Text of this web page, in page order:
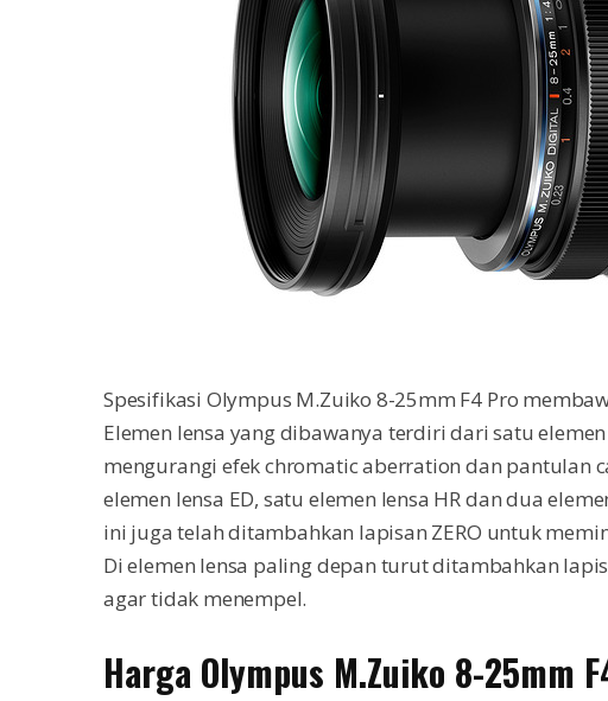
Spesifikasi Olympus M.Zuiko 8-25mm F4 Pro
Elemen lensa yang dibawanya terdiri dari satu
mengurangi efek chromatic aberration dan pantulan
elemen lensa ED, satu elemen lensa HR dan dua
ini juga telah ditambahkan lapisan ZERO untuk
Di elemen lensa paling depan turut ditambahkan
agar tidak menempel.
Harga Olympus M.Zuiko 8-25mm